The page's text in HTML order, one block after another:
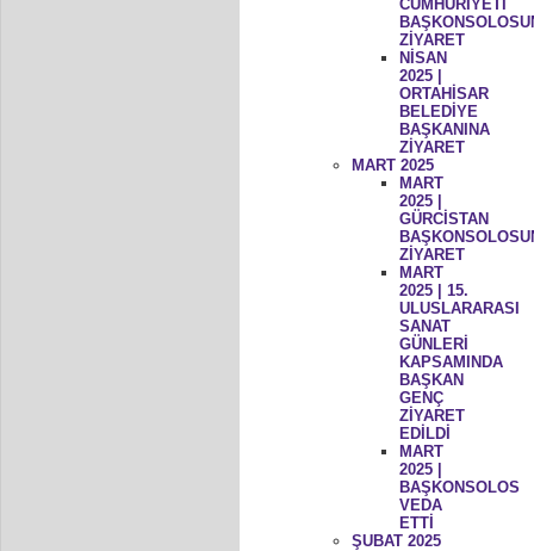
CUMHURİYETİ
ZİYARET
NİSAN
2025 |
ORTAHİSAR
BELEDİYE
BAŞKANINA
ZİYARET
MART 2025
MART
2025 |
GÜRCİSTAN
ZİYARET
MART
2025 | 15.
ULUSLARARASI
SANAT
GÜNLERİ
KAPSAMINDA
BAŞKAN
GENÇ
ZİYARET
EDİLDİ
MART
2025 |
BAŞKONSOLOS
VEDA
ETTİ
ŞUBAT 2025